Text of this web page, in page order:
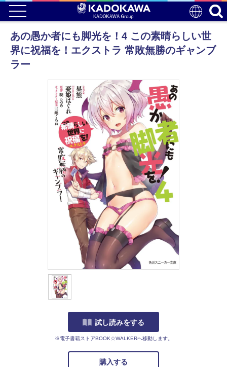
あの愚か者にも脚光を！4 この素晴らしい世
界に祝福を！エクストラ 常敗無勝のギャンブ
ラー
試し読みをする
※電子書籍ストアBOOK☆WALKERへ移動します。
購入する